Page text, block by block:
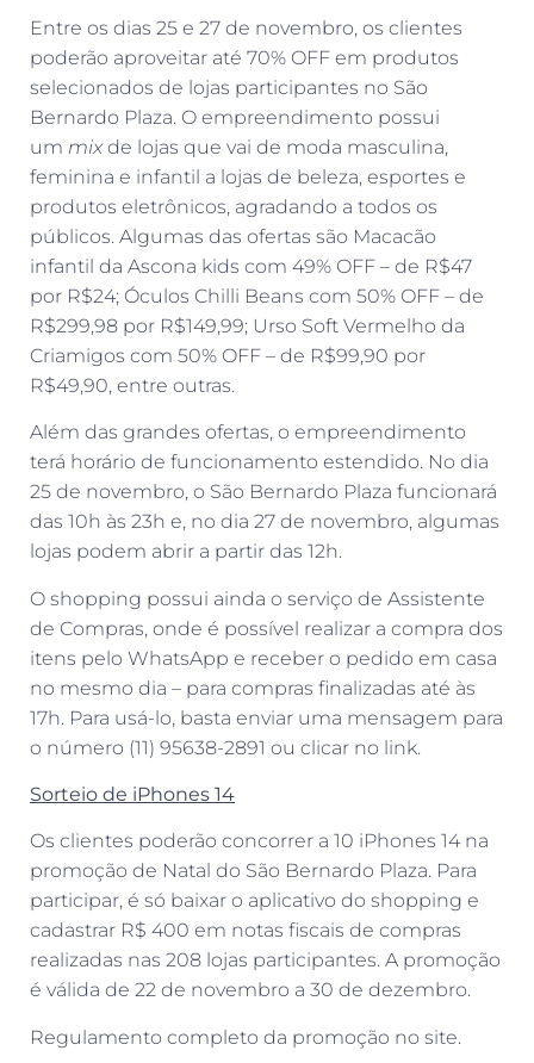
Entre os dias 25 e 27 de novembro, os clientes
poderão aproveitar até 70% OFF em produtos
selecionados de lojas participantes no São
Bernardo Plaza. O empreendimento possui
um mixde lojas que vai de moda masculina,
feminina e infantil a lojas de beleza, esportes e
produtos eletrônicos, agradando a todos os
públicos. Algumas das ofertas são Macacão
infantil da Ascona kids com 49% OFF – de R$47
por R$24; Óculos Chilli Beans com 50% OFF – de
R$299,98 por R$149,99; Urso Soft Vermelho da
Criamigos com 50% OFF – de R$99,90 por
R$49,90, entre outras.
Além das grandes ofertas, o empreendimento
terá horário de funcionamento estendido. No dia
25 de novembro, o São Bernardo Plaza funcionará
das 10h às 23h e, no dia 27 de novembro, algumas
lojas podem abrir a partir das 12h.
O shopping possui ainda o serviço de Assistente
de Compras, onde é possível realizar a compra dos
itens pelo WhatsApp e receber o pedido em casa
no mesmo dia – para compras finalizadas até às
17h. Para usá-lo, basta enviar uma mensagem para
o número (11) 95638-2891 ou clicar no link.
Sorteio de iPhones 14
Os clientes poderão concorrer a 10 iPhones 14 na
promoção de Natal do São Bernardo Plaza. Para
participar, é só baixar o aplicativo do shopping e
cadastrar R$ 400 em notas fiscais de compras
realizadas nas 208 lojas participantes. A promoção
é válida de 22 de novembro a 30 de dezembro.
Regulamento completo da promoção no site.